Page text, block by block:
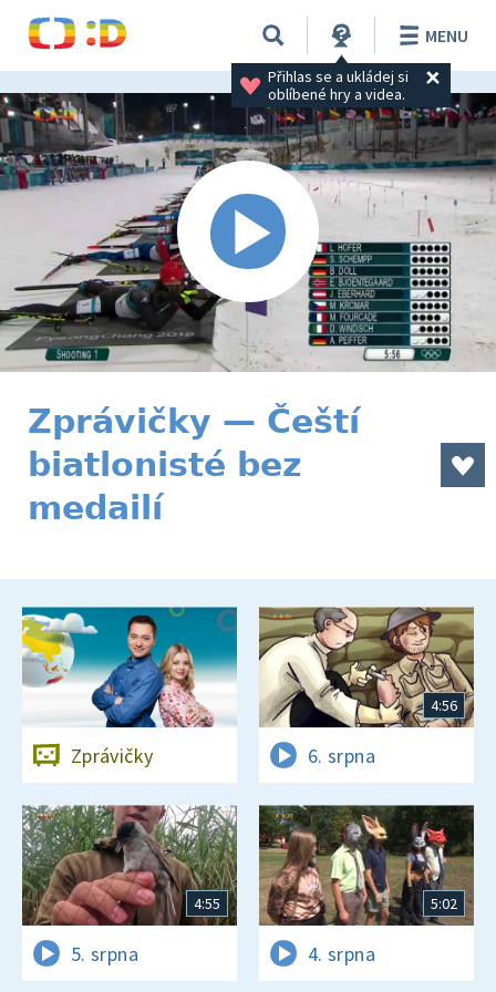
Přihlas se a ukládej si
oblíbené hry a videa.
MENU
Zprávičky — Čeští
biatlonisté bez
medailí
Zprávičky
4:56
6. srpna
4:55
5. srpna
5:02
4. srpna